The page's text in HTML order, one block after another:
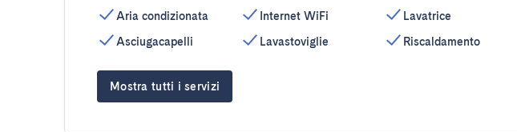
Aria condizionata
Asciugacapelli
Internet WiFi
Lavastoviglie
Lavatrice
Riscaldamento
Mostra tutti i servizi